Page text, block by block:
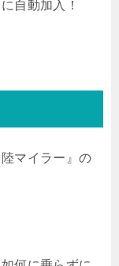
自動加入！
マイラー』の